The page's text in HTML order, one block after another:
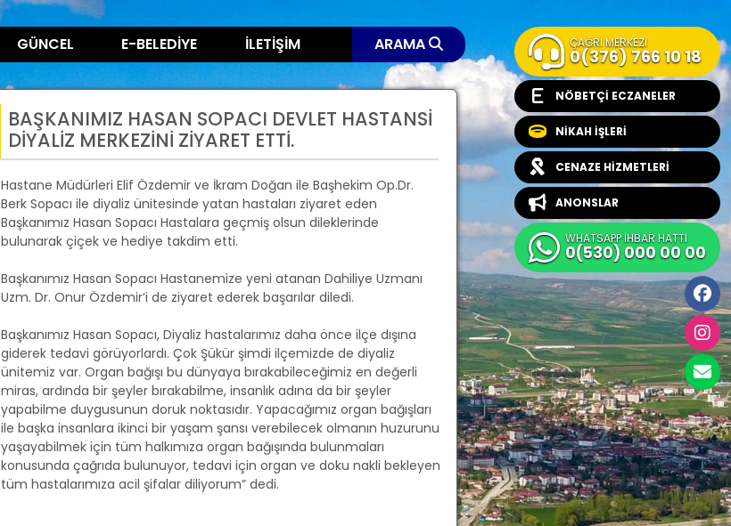
GÜNCEL E-BELEDİYE İLETİŞİM ARAMA
BAŞKANIMIZ HASAN SOPACI DEVLET HASTANSİ
DİYALİZ MERKEZİNİ ZİYARET ETTİ.
Hastane Müdürleri Elif Özdemir ve İkram Doğan ile Başhekim Op.Dr.
Berk Sopacı ile diyaliz ünitesinde yatan hastaları ziyaret eden
Başkanımız Hasan Sopacı Hastalara geçmiş olsun dileklerinde
bulunarak çiçek ve hediye takdim etti.
Başkanımız Hasan Sopacı Hastanemize yeni atanan Dahiliye Uzmanı
Uzm. Dr. Onur Özdemir’i de ziyaret ederek başarılar diledi.
Başkanımız Hasan Sopacı, Diyaliz hastalarımız daha önce ilçe dışına
giderek tedavi görüyorlardı. Çok Şükür şimdi ilçemizde de diyaliz
ünitemiz var. Organ bağışı bu dünyaya bırakabileceğimiz en değerli
miras, ardında bir şeyler bırakabilme, insanlık adına da bir şeyler
yapabilme duygusunun doruk noktasıdır. Yapacağımız organ bağışları
ile başka insanlara ikinci bir yaşam şansı verebilecek olmanın huzurunu
yaşayabilmek için tüm halkımıza organ bağışında bulunmaları
konusunda çağrıda bulunuyor, tedavi için organ ve doku nakli bekleyen
tüm hastalarımıza acil şifalar diliyorum” dedi.
ÇAĞRI MERKEZİ
0(376) 766 10 18
NÖBETÇİ ECZANELER
NİKAH İŞLERİ
CENAZE HİZMETLERİ
ANONSLAR
WHATSAPP İHBAR HATTI
0(530) 000 00 00